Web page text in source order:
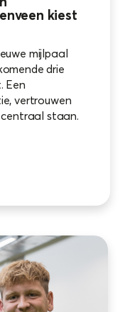
kiest
mijlpaal
drie
Een
vertrouwen
staan.